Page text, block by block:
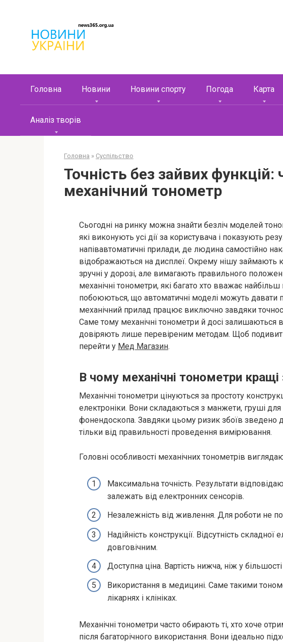
контенту
Головна Новини Новини спорту Погода Карта
Аналіз творів
Головна » Суспільство
Точність без зайвих
механічний тонометр
Сьогодні на ринку можна знайти безліч моделей
які виконують усі дії за користувача і показують
напівавтоматичні прилади, де людина самостійно
відображаються на дисплеї. Окрему нішу займають
зручні у дорозі, але вимагають правильного
механічні тонометри, які багато хто вважає
побоюються, що автоматичні моделі можуть давати
механічний прилад працює виключно завдяки
Саме тому механічні тонометри й досі залишаються
довіряють лише перевіреним методам. Щоб
перейти у Мед Магазин.
В чому механічні тонометри кращі
Механічні тонометри цінуються за простоту
електроніки. Вони складаються з манжети, груші
фонендоскопа. Завдяки цьому ризик збоїв зведено
тільки від правильності проведення вимірювання.
Головні особливості механічних тонометрів
Максимальна точність. Результати
залежать від електронних сенсорів.
Незалежність від живлення. Для роботи не
Надійність конструкції. Відсутність
довговічним.
Доступна ціна. Вартість нижча, ніж у
Використання в медицині. Саме такими
лікарнях і клініках.
Механічні тонометри часто обирають ті, хто хоче
після багаторічного використання. Вони ідеально